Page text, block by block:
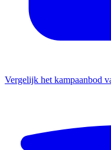
Vergelijk het kampaanbod